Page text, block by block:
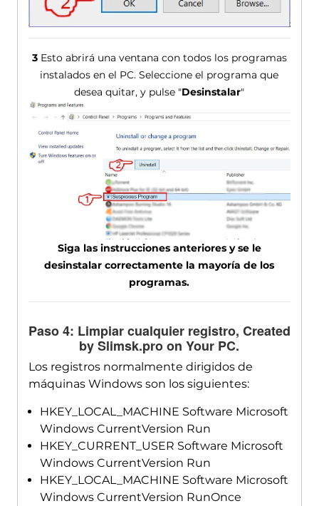
3Esto abrirá una ventana con todos los programas
instalados en el PC. Seleccione el programa que
desea quitar, y pulse "Desinstalar"
Siga las instrucciones anteriores y se le
desinstalar correctamente la mayoría de los
programas.
Paso 4: Limpiar cualquier registro, Created
by Slimsk.pro on Your PC.
Los registros normalmente dirigidos de
máquinas Windows son los siguientes:
HKEY_LOCAL_MACHINE Software Microsoft
Windows CurrentVersion Run
HKEY_CURRENT_USER Software Microsoft
Windows CurrentVersion Run
HKEY_LOCAL_MACHINE Software Microsoft
Windows CurrentVersion RunOnce